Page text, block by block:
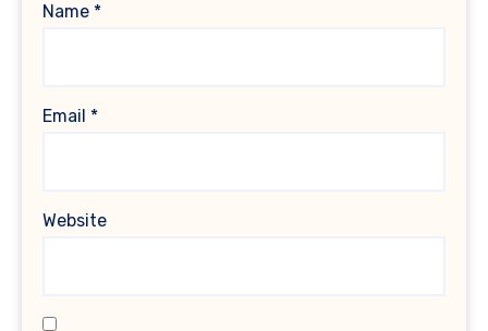
Name *
Email *
Website